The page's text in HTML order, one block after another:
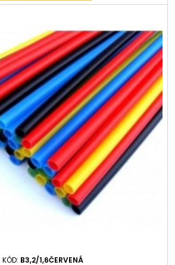
KÓD: B3,2/1,6ČERVENÁ